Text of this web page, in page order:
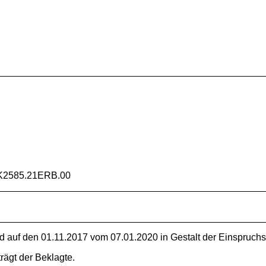
auf den 01.11.2017 vom 07.01.2020 in Gestalt der
der Beklagte.